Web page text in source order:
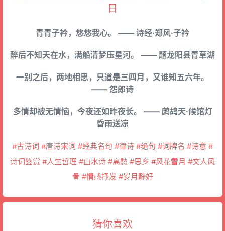
日
青青子衿，悠悠我心。 —— 诗经·郑风·子衿
醉后不知天在水，满船清梦压星河。 —— 题龙阳县青草湖
一别之后，两地相思，只道是三四月，又谁知五六年。
—— 怨郎诗
多情却被无情恼，今夜还如昨夜长。 —— 鹧鸪天·候馆灯
昏雨送凉
#古诗词 #唐诗宋词 #经典名句 #律诗 #绝句 #词牌名 #诗意 #
诗词鉴赏 #人生哲理 #山水诗 #离愁 #思乡 #风花雪月 #文人风
骨 #情感抒发 #岁月静好
猜你喜欢